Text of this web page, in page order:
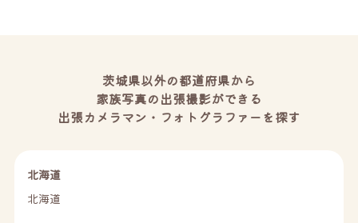
茨城県以外の都道府県から
家族写真の出張撮影ができる
出張カメラマン・フォトグラファーを探す
北海道
北海道